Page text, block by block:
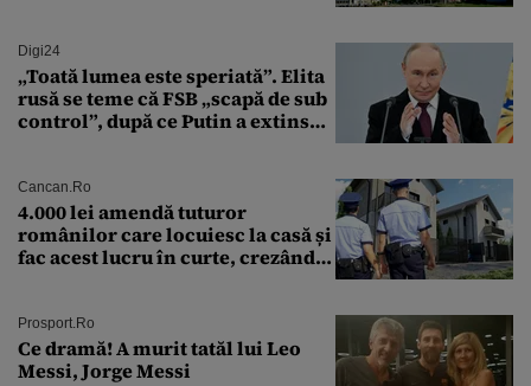
Digi24
„Toată lumea este speriată”. Elita
rusă se teme că FSB „scapă de sub
control”, după ce Putin a extins
Cancan.ro
4.000 lei amendă tuturor
românilor care locuiesc la casă și
fac acest lucru în curte, crezând
Prosport.ro
Ce dramă! A murit tatăl lui Leo
Messi, Jorge Messi